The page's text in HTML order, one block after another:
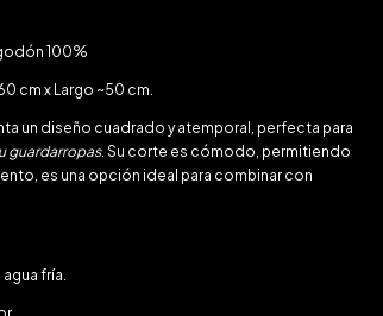
100%
cm x Largo ~50 cm.
un diseño cuadrado y atemporal, perfecta para
guardarropas. Su corte es cómodo, permitiendo
es una opción ideal para combinar con
fría.